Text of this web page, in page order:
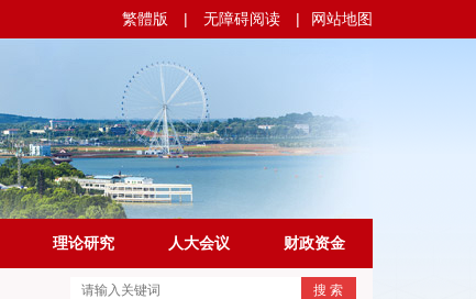
繁體版 | 无障碍阅读 | 网站地图
理论研究 人大会议 财政资金
搜 索